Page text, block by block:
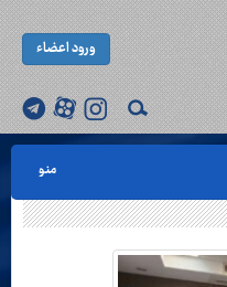
ورود اعضاء
منو